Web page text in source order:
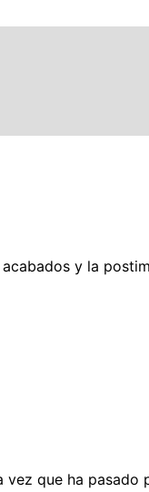
y la
vez que ha pasado